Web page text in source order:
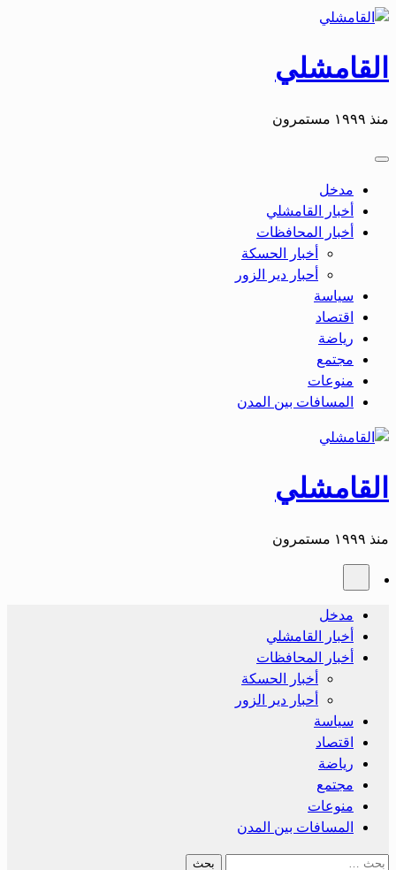
التخطي
المحتوى
القامشلي
منذ ١٩٩٩ مستمرون
مدخل
أخبار القامشلي
أخبار المحافظات
أخبار الحسكة
أحبار دير الزور
سياسة
اقتصاد
رياضة
مجتمع
منوعات
المسافات بين المدن
القامشلي
منذ ١٩٩٩ مستمرون
مدخل
أخبار القامشلي
أخبار المحافظات
أخبار الحسكة
أحبار دير الزور
سياسة
اقتصاد
رياضة
مجتمع
منوعات
المسافات بين المدن
البحث